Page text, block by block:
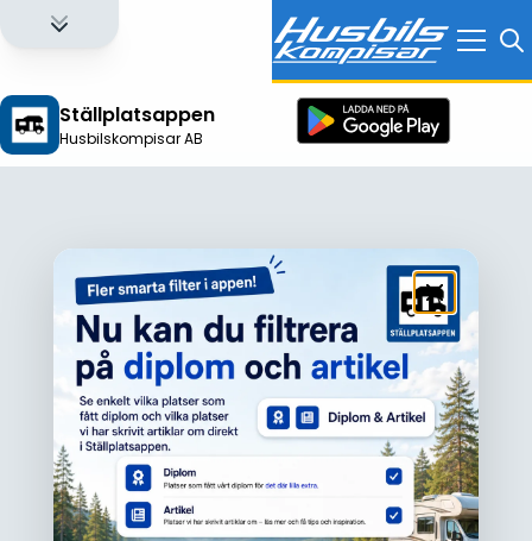
Ställplatsappen
Husbilskompisar AB
Logga in för att få full tillgång till alla funktioner!